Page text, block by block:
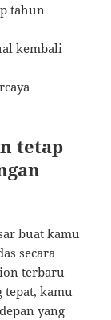
tahun
kembali
tetap
buat kamu
secara
terbaru
kamu
yang